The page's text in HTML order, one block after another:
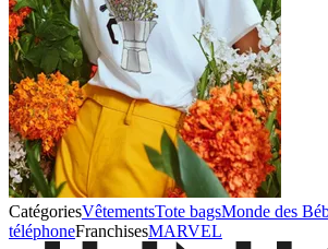
CatégoriesVêtementsTote bagsMonde des
téléphoneFranchisesMARVEL